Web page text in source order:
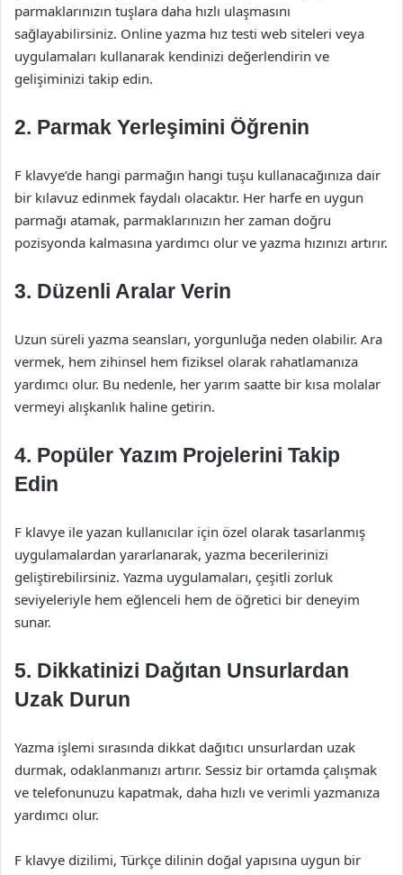
parmaklarınızın tuşlara daha hızlı ulaşmasını
sağlayabilirsiniz. Online yazma hız testi web siteleri veya
uygulamaları kullanarak kendinizi değerlendirin ve
gelişiminizi takip edin.
2. Parmak Yerleşimini Öğrenin
F klavye’de hangi parmağın hangi tuşu kullanacağınıza dair
bir kılavuz edinmek faydalı olacaktır. Her harfe en uygun
parmağı atamak, parmaklarınızın her zaman doğru
pozisyonda kalmasına yardımcı olur ve yazma hızınızı artırır.
3. Düzenli Aralar Verin
Uzun süreli yazma seansları, yorgunluğa neden olabilir. Ara
vermek, hem zihinsel hem fiziksel olarak rahatlamanıza
yardımcı olur. Bu nedenle, her yarım saatte bir kısa molalar
vermeyi alışkanlık haline getirin.
4. Popüler Yazım Projelerini Takip
Edin
F klavye ile yazan kullanıcılar için özel olarak tasarlanmış
uygulamalardan yararlanarak, yazma becerilerinizi
geliştirebilirsiniz. Yazma uygulamaları, çeşitli zorluk
seviyeleriyle hem eğlenceli hem de öğretici bir deneyim
sunar.
5. Dikkatinizi Dağıtan Unsurlardan
Uzak Durun
Yazma işlemi sırasında dikkat dağıtıcı unsurlardan uzak
durmak, odaklanmanızı artırır. Sessiz bir ortamda çalışmak
ve telefonunuzu kapatmak, daha hızlı ve verimli yazmanıza
yardımcı olur.
F klavye dizilimi, Türkçe dilinin doğal yapısına uygun bir